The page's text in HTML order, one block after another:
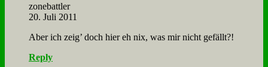
zone­batt­ler
20. Juli 2011
Aber ich zeig’ doch hier eh nix, was mir nicht ge­fällt?!
Reply